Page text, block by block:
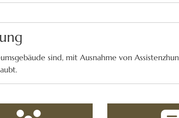
sind, mit Ausnahme von